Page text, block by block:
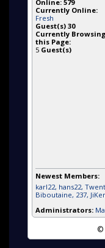
Online: 579
Currently Online:
Fresh
Guest(s) 30
Currently Browsing
this Page:
5 Guest(s)
Newest Members:
karl22, hans22,
Biboutaine, 237,
Administrators:
©